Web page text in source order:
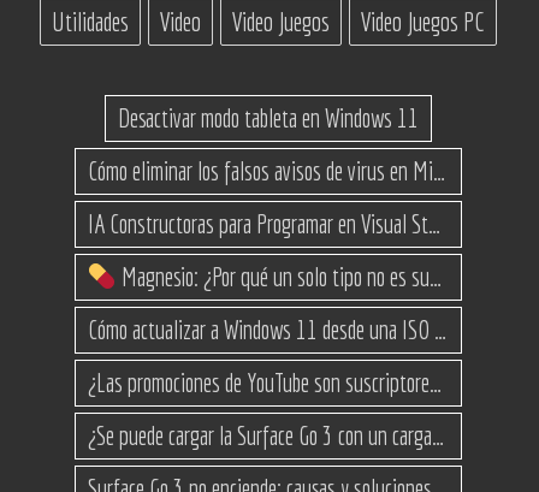
Utilidades
Video Video Juegos Video Juegos PC
Desactivar modo tableta en Windows 11
Cómo eliminar los falsos avisos de virus en Microsoft Edge
IA Constructoras para Programar en Visual Studio con C#
Magnesio: ¿Por qué un solo tipo no es suficiente? (Guía de variantes)
Cómo actualizar a Windows 11 desde una ISO en equipos no compatibles
¿Las promociones de YouTube son suscriptores reales o bots? Esta es la Verdad
¿Se puede cargar la Surface Go 3 con un cargador USB-C de teléfono?